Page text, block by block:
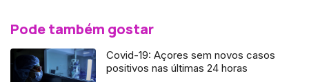
Pode também gostar
Covid-19: Açores sem novos casos
positivos nas últimas 24 horas